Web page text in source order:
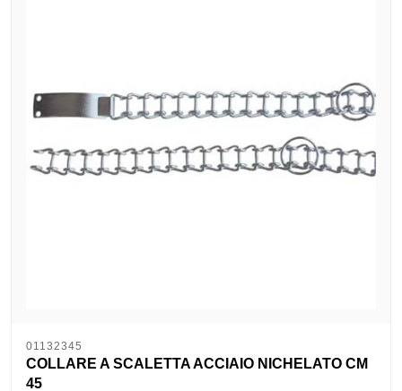
01132345
COLLARE A SCALETTA ACCIAIO NICHELATO CM
45